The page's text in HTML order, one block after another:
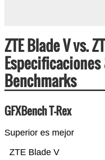
ZTE Blade V vs.
Benchmarks
GFXBench T-Rex
Superior es mejor
ZTE Blade V